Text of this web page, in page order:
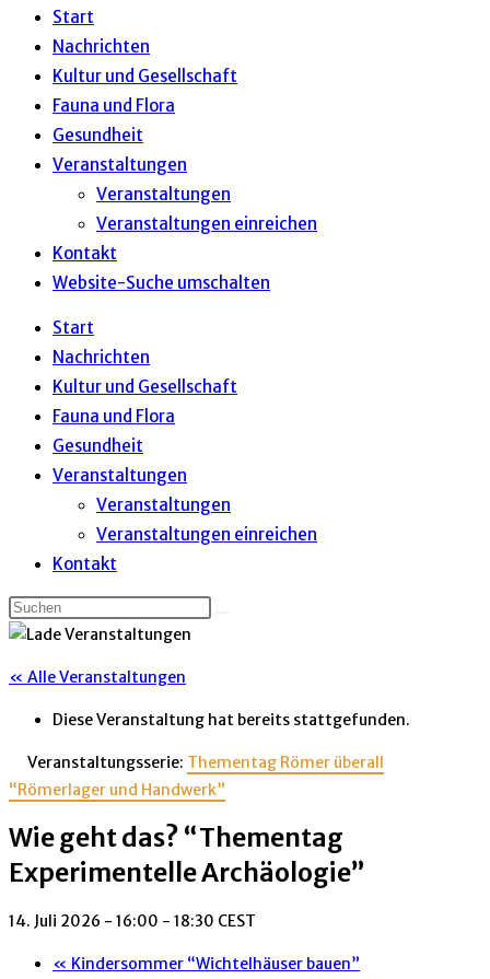
Start
Nachrichten
Kultur und Gesellschaft
Fauna und Flora
Gesundheit
Veranstaltungen
Veranstaltungen
Veranstaltungen einreichen
Kontakt
Website-Suche umschalten
Start
Nachrichten
Kultur und Gesellschaft
Fauna und Flora
Gesundheit
Veranstaltungen
Veranstaltungen
Veranstaltungen einreichen
Kontakt
« Alle Veranstaltungen
Diese Veranstaltung hat bereits stattgefunden.
Veranstaltungsserie: Thementag Römer überall
“Römerlager und Handwerk”
Wie geht das? “Thementag
Experimentelle Archäologie”
14. Juli 2026 - 16:00 - 18:30 CEST
« Kindersommer “Wichtelhäuser bauen”